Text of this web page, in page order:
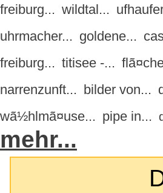
freiburg... wildtal...
uhrmacher... goldene...
freiburg... titisee -...
narrenzunft... bilder von...
wã½hlmã¤use... pipe in...
mehr...